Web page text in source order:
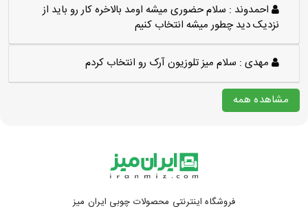
احمدوند : سلام حضوری میشه اومد بالاخره کار رو باید از
نزدیک دید چطور میشه انتخاب کنیم
مهدی : سلام میز تلوزیون آرک رو انتخاب کردم
مشاهده همه
فروشگاه اینترنتی محصولات چوبی ایران میز